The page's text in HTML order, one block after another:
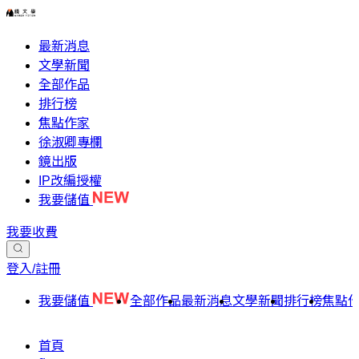
最新消息
文學新聞
全部作品
排行榜
焦點作家
徐淑卿專欄
鏡出版
IP改編授權
我要儲值
我要收費
登入/註冊
我要儲值 全部作品最新消息文學新聞排行榜焦點
首頁